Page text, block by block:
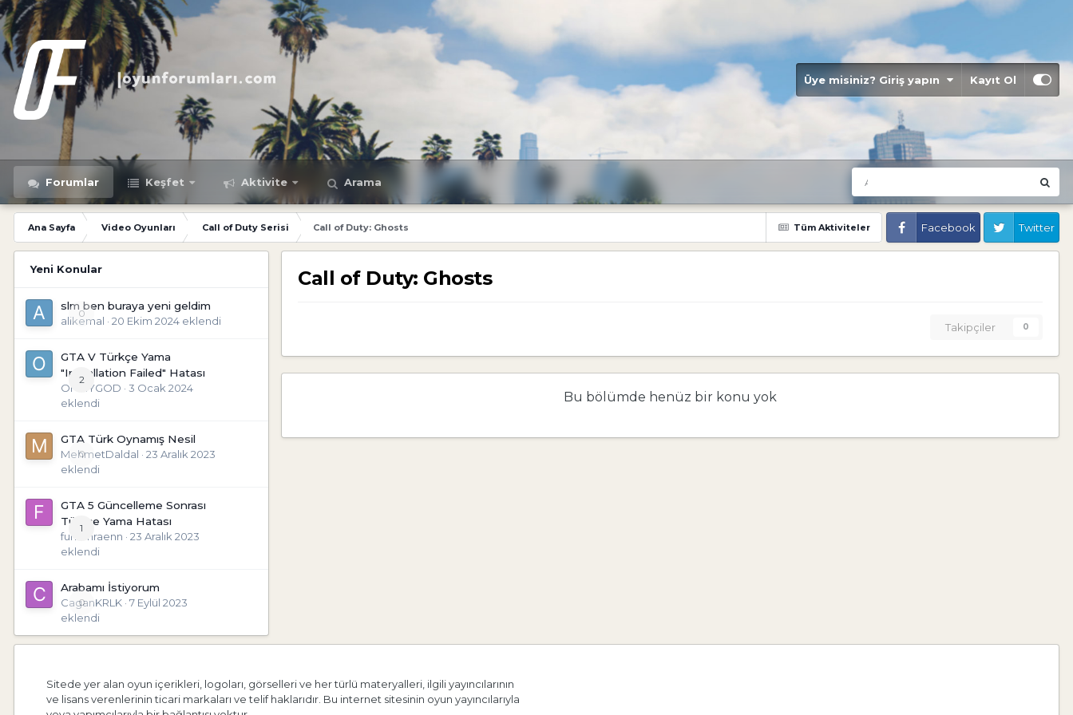
Üye misiniz? Giriş yapın Kayıt Ol
Forumlar Keşfet Aktivite Arama
Tüm Aktiviteler
Ana Sayfa Video Oyunları Call of Duty Serisi Call of Duty: Ghosts Facebook Twitter
Yeni Konular
0
slm ben buraya yeni geldim
alikemal · 20 Ekim 2024 eklendi
2
GTA V Türkçe Yama
"Installation Failed" Hatası
OHMYGOD · 3 Ocak 2024
eklendi
0
GTA Türk Oynamış Nesil
MehmetDaldal · 23 Aralık 2023
eklendi
1
GTA 5 Güncelleme Sonrası
Türkçe Yama Hatası
furkanraenn · 23 Aralık 2023
eklendi
0
Arabamı İstiyorum
CaganKRLK · 7 Eylül 2023
eklendi
Call of Duty: Ghosts
Takipçiler 0
Bu bölümde henüz bir konu yok
Sitede yer alan oyun içerikleri, logoları, görselleri ve her türlü materyalleri, ilgili yayıncılarının
ve lisans verenlerinin ticari markaları ve telif haklarıdır. Bu internet sitesinin oyun yayıncılarıyla